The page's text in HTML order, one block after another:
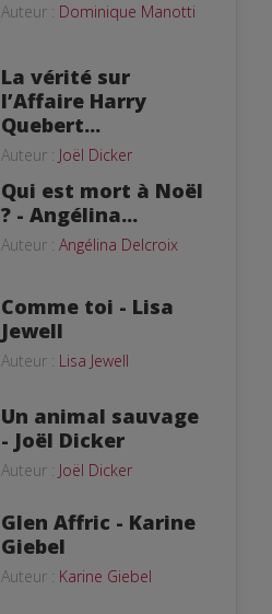
Auteur : Dominique Manotti
La vérité sur
l’Affaire Harry
Quebert...
Auteur : Joël Dicker
Qui est mort à Noël
? - Angélina...
Auteur : Angélina Delcroix
Comme toi - Lisa
Jewell
Auteur : Lisa Jewell
Un animal sauvage
- Joël Dicker
Auteur : Joël Dicker
Glen Affric - Karine
Giebel
Auteur : Karine Giebel